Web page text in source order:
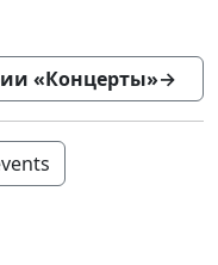
«Концерты»→